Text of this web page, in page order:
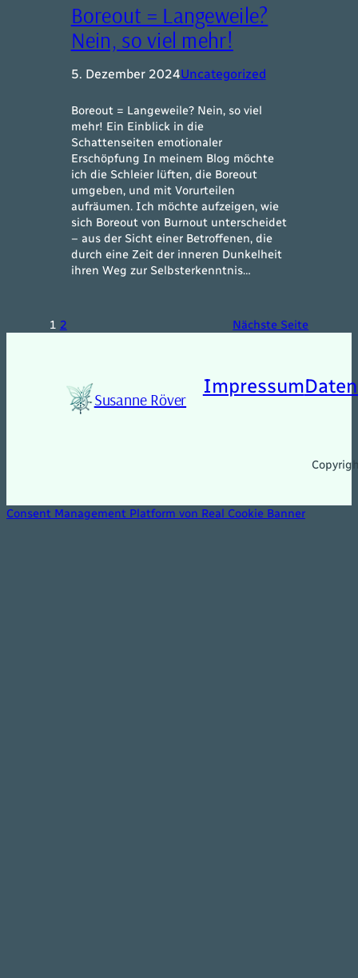
Boreout = Langeweile?
Nein, so viel mehr!
5. Dezember 2024Uncategorized
Boreout = Langeweile? Nein, so viel
mehr! Ein Einblick in die
Schattenseiten emotionaler
Erschöpfung In meinem Blog möchte
ich die Schleier lüften, die Boreout
umgeben, und mit Vorurteilen
aufräumen. Ich möchte aufzeigen, wie
sich Boreout von Burnout unterscheidet
– aus der Sicht einer Betroffenen, die
durch eine Zeit der inneren Dunkelheit
ihren Weg zur Selbsterkenntnis…
1 2 Nächste Seite
Susanne Röver
Impressum
Consent Management Platform von Real Cookie Banner